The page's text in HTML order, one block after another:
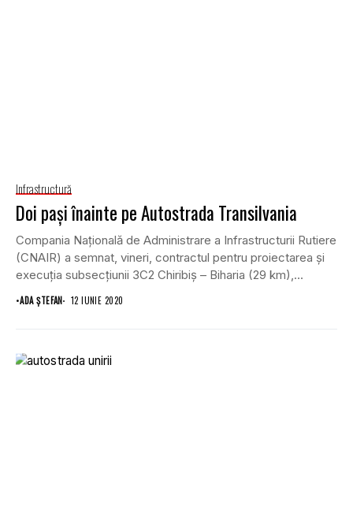
Infrastructură
Doi paşi înainte pe Autostrada Transilvania
Compania Naţională de Administrare a Infrastructurii Rutiere
(CNAIR) a semnat, vineri, contractul pentru proiectarea şi
execuţia subsecţiunii 3C2 Chiribiş – Biharia (29 km),...
•ADA ȘTEFAN 12 IUNIE 2020